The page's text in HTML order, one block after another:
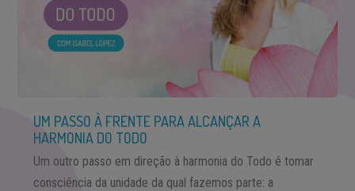
UM PASSO À FRENTE PARA ALCANÇAR A
HARMONIA DO TODO
Um outro passo em direção à harmonia do Todo é tomar
consciência da unidade da qual fazemos parte: a